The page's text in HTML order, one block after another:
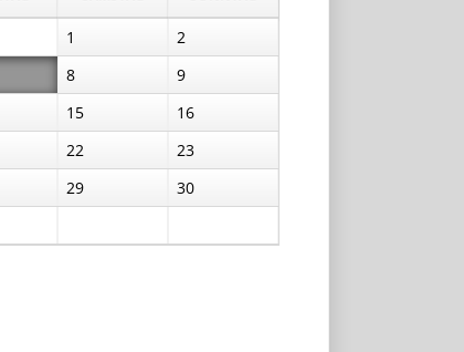
1
2
8
9
15
16
22
23
29
30